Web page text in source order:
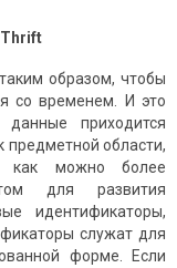
Thrift
образом, чтобы
со временем. И это
приходится
предметной области,
как можно более
для развития
идентификаторы,
служат для
форме. Если